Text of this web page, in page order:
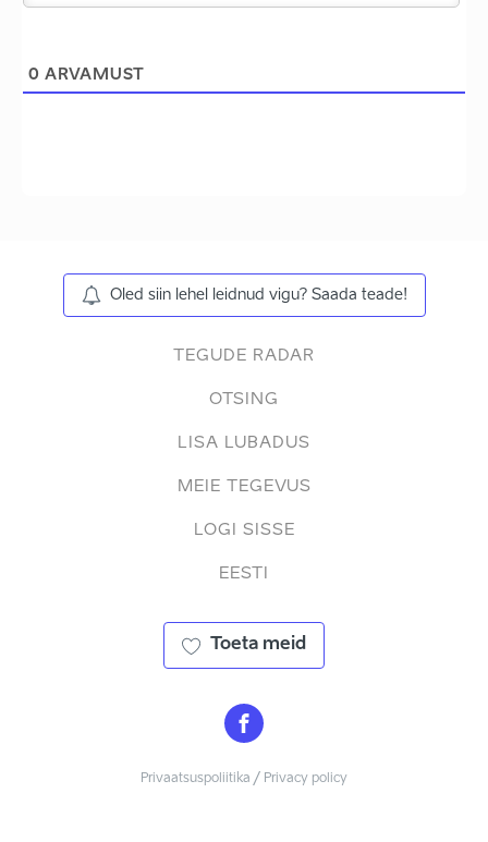
0 ARVAMUST
Oled siin lehel leidnud vigu? Saada teade!
TEGUDE RADAR
OTSING
LISA LUBADUS
MEIE TEGEVUS
LOGI SISSE
EESTI
Toeta meid
Privaatsuspoliitika / Privacy policy